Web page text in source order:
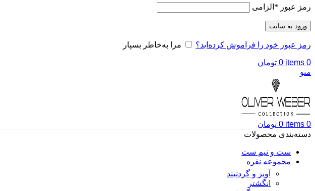
رمز عبور * الزامی
ورود به سایت
رمز عبور خود را فراموش کرده‌اید؟ مرا به‌خاطر بسپار
0
items
0 تومان
منو
0
items
0 تومان
دسته‌بندی محصولات
ست و نیم ست
مجموعه نقره
آویز و گردنبند
انگشتر